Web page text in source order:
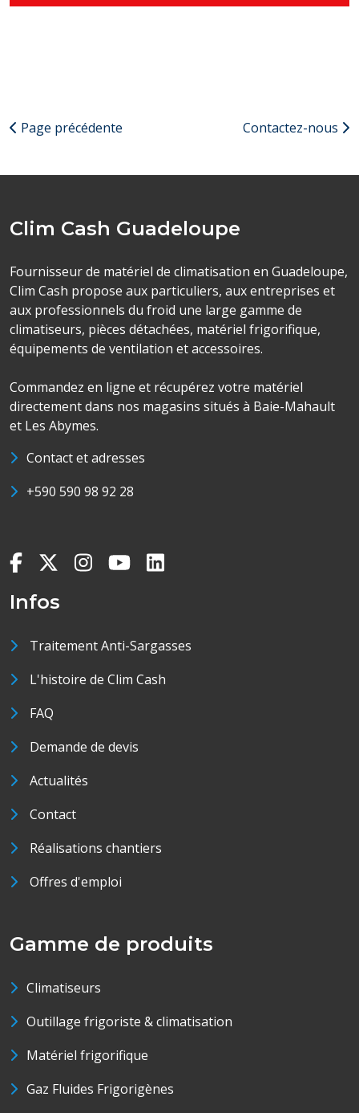
Page précédente Contactez-nous
Clim Cash Guadeloupe
Fournisseur de matériel de climatisation en Guadeloupe,
Clim Cash propose aux particuliers, aux entreprises et
aux professionnels du froid une large gamme de
climatiseurs, pièces détachées, matériel frigorifique,
équipements de ventilation et accessoires.
Commandez en ligne et récupérez votre matériel
directement dans nos magasins situés à Baie-Mahault
et Les Abymes.
Contact et adresses
+590 590 98 92 28
Infos
Traitement Anti-Sargasses
L'histoire de Clim Cash
FAQ
Demande de devis
Actualités
Contact
Réalisations chantiers
Offres d'emploi
Gamme de produits
Climatiseurs
Outillage frigoriste & climatisation
Matériel frigorifique
Gaz Fluides Frigorigènes